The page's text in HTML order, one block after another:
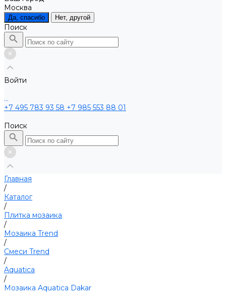
Москва
Да, спасибо Нет, другой
Поиск
Войти
...
+7 495 783 93 58 +7 985 553 88 01
Поиск
Главная
/
Каталог
/
Плитка мозаика
/
Мозаика Trend
/
Смеси Trend
/
Aquatica
/
Мозаика Aquatica Dakar